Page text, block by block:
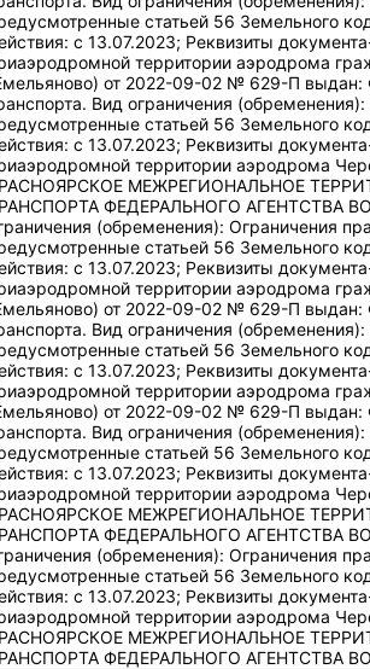
статьей 56 Земельного
c 13.07.2023; Реквизиты
территории аэродрома
от 2022-09-02 № 629-П выдан:
Вид ограничения
статьей 56 Земельного
c 13.07.2023; Реквизиты
территории аэродрома
МЕЖРЕГИОНАЛЬНОЕ
ФЕДЕРАЛЬНОГО АГЕНТСТВА
(обременения): Ограничения
статьей 56 Земельного
c 13.07.2023; Реквизиты
территории аэродрома
от 2022-09-02 № 629-П выдан:
Вид ограничения
статьей 56 Земельного
c 13.07.2023; Реквизиты
территории аэродрома
от 2022-09-02 № 629-П выдан:
Вид ограничения
статьей 56 Земельного
c 13.07.2023; Реквизиты
территории аэродрома
МЕЖРЕГИОНАЛЬНОЕ
ФЕДЕРАЛЬНОГО АГЕНТСТВА
(обременения): Ограничения
статьей 56 Земельного
c 13.07.2023; Реквизиты
территории аэродрома
МЕЖРЕГИОНАЛЬНОЕ
ФЕДЕРАЛЬНОГО АГЕНТСТВА